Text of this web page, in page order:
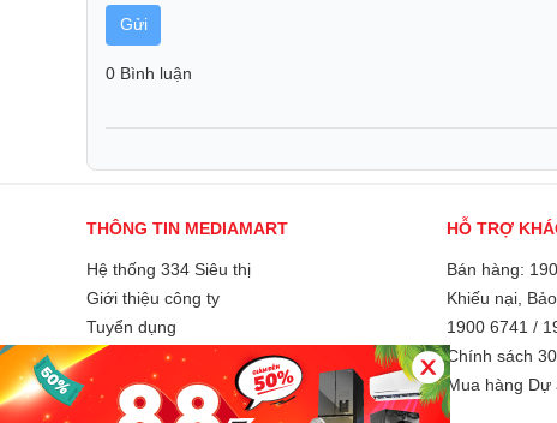
Chổi chính và chổi cạnh chống rối giúp hạn chế
Một trong những phiền toái lớn nhất khi sử dụng
Gửi
0 Bình luận
THÔNG TIN MEDIAMART
Hệ thống 334 Siêu thị
Giới thiệu công ty
Tuyển dụng
Liên hệ và góp ý
Phương thức thanh toán
HỖ TRỢ
Bán hàng:
Khiếu nại,
1900 6741 /
Chính sách
Mua hàng Dự